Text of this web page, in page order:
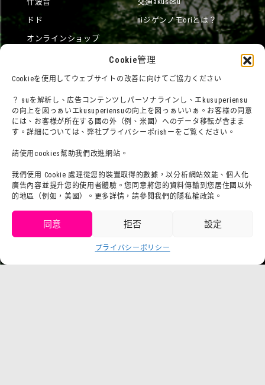
Cookie管理
Cookieを使用してウェブサイトの改善に向けてご協力ください
？ suを解析し、広告コンテンツしパーソナラインし、エkusuperiensu
の向上を図っぁいエkusuperiensuの向上を図っぁいいぁ。お客様の同意
には、お客様が所在する國の外（例、米國）へのデータ移転が含まま
す。詳細については、弊社プライバシーポrishーをご覧ください。
請使用cookies幫助我們改進網站。
我們使用 Cookie 處理從您的裝置取得的數據，以分析網站效能、個人化
廣告內容並提升您的使用者體驗。您同意將您的資料傳輸到您居住國以外
的地區（例如，美國）。更多詳情，請參閱我們的隱私權政策。
同意 拒否 設定
プライバシーポリシー
ドド
オンラインショップ
niジゲンノモoriとは？
団體利用について
チームビルディングプラン
お問い合わせ
利用規約
プライバシーポrisiー
プresuririsu
メディア掲載実績
社群網路
sutafu招募集